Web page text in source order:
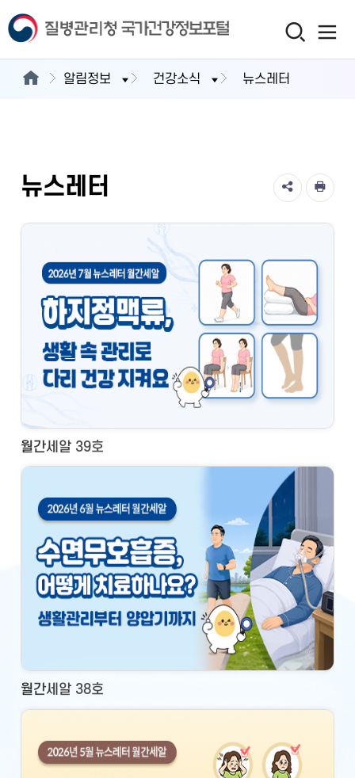
알림정보 건강소식 뉴스레터
뉴스레터
월간세알 39호
월간세알 38호